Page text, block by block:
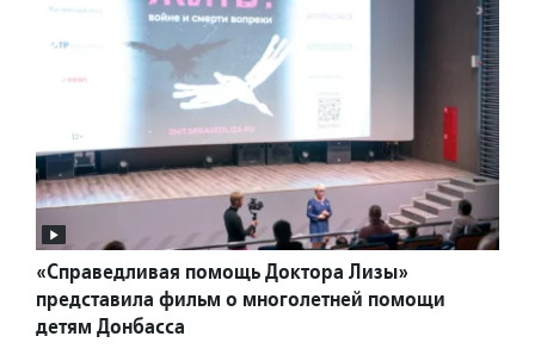
«Справедливая помощь Доктора Лизы»
представила фильм о многолетней помощи
детям Донбасса